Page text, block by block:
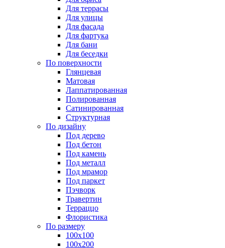
Для террасы
Для улицы
Для фасада
Для фартука
Для бани
Для беседки
По поверхности
Глянцевая
Матовая
Лаппатированная
Полированная
Сатинированная
Структурная
По дизайну
Под дерево
Под бетон
Под камень
Под металл
Под мрамор
Под паркет
Пэчворк
Травертин
Терраццо
Флористика
По размеру
100х100
100х200